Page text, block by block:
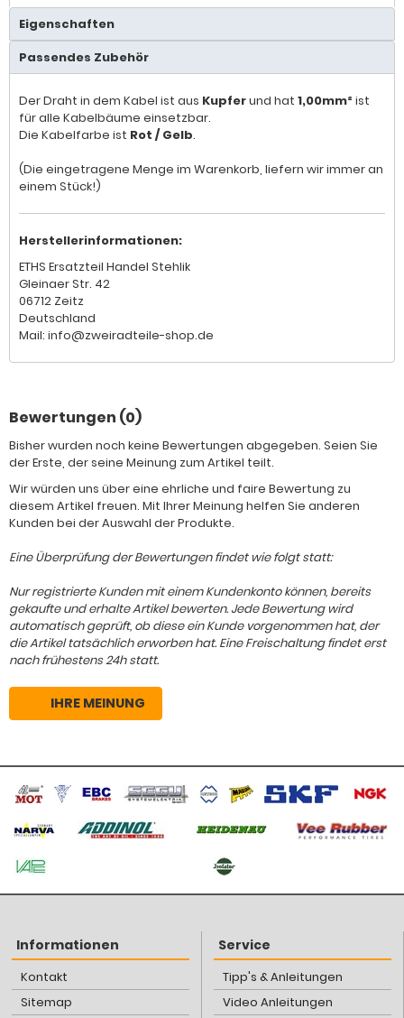
Eigenschaften
Passendes Zubehör
Der Draht in dem Kabel ist aus Kupferund hat 1,00mm² ist
für alle Kabelbäume einsetzbar.
Die Kabelfarbe ist Rot / Gelb.
(Die eingetragene Menge im Warenkorb, liefern wir immer an
einem Stück!)
Herstellerinformationen:
ETHS Ersatzteil Handel Stehlik
Gleinaer Str. 42
06712 Zeitz
Deutschland
Mail: info@zweiradteile-shop.de
Bewertungen (0)
Bisher wurden noch keine Bewertungen abgegeben. Seien Sie
der Erste, der seine Meinung zum Artikel teilt.
Wir würden uns über eine ehrliche und faire Bewertung zu
diesem Artikel freuen. Mit Ihrer Meinung helfen Sie anderen
Kunden bei der Auswahl der Produkte.
Eine Überprüfung der Bewertungen findet wie folgt statt:
Nur registrierte Kunden mit einem Kundenkonto können, bereits
gekaufte und erhalte Artikel bewerten. Jede Bewertung wird
automatisch geprüft, ob diese ein Kunde vorgenommen hat, der
die Artikel tatsächlich erworben hat. Eine Freischaltung findet erst
nach frühestens 24h statt.
IHRE MEINUNG
Informationen
Kontakt
Sitemap
Service
Tipp's & Anleitungen
Video Anleitungen